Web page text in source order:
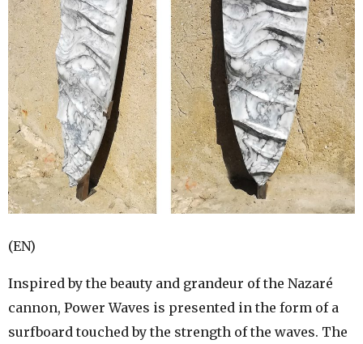
(EN)
Inspired by the beauty and grandeur of the Nazaré
cannon, Power Waves is presented in the form of a
surfboard touched by the strength of the waves. The